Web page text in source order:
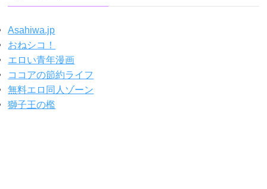
Asahiwa.jp
おねシコ！
エロい青年漫画
ココアの節約ライフ
無料エロ同人ゾーン
獅子王の檻